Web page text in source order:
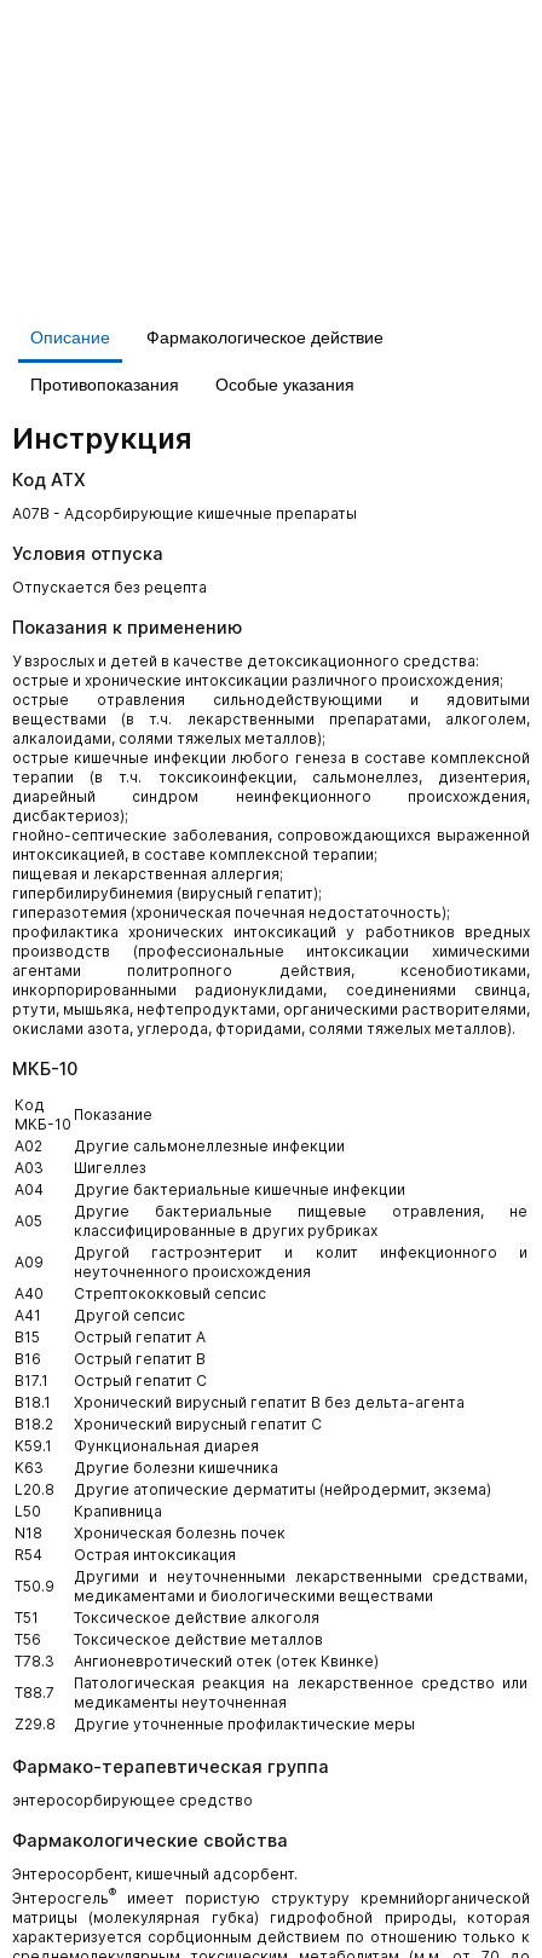
Описание Фармакологическое действие
Противопоказания Особые указания
Инструкция
Код АТХ
A07B - Адсорбирующие кишечные препараты
Условия отпуска
Отпускается без рецепта
Показания к применению
У взрослых и детей в качестве детоксикационного средства:
острые и хронические интоксикации различного происхождения;
острые отравления сильнодействующими и ядовитыми
веществами (в т.ч. лекарственными препаратами, алкоголем,
алкалоидами, солями тяжелых металлов);
острые кишечные инфекции любого генеза в составе комплексной
терапии (в т.ч. токсикоинфекции, сальмонеллез, дизентерия,
диарейный синдром неинфекционного происхождения,
дисбактериоз);
гнойно-септические заболевания, сопровождающихся выраженной
интоксикацией, в составе комплексной терапии;
пищевая и лекарственная аллергия;
гипербилирубинемия (вирусный гепатит);
гиперазотемия (хроническая почечная недостаточность);
профилактика хронических интоксикаций у работников вредных
производств (профессиональные интоксикации химическими
агентами политропного действия, ксенобиотиками,
инкорпорированными радионуклидами, соединениями свинца,
ртути, мышьяка, нефтепродуктами, органическими растворителями,
окислами азота, углерода, фторидами, солями тяжелых металлов).
МКБ-10
Код
МКБ-10
Показание
A02
Другие сальмонеллезные инфекции
A03
Шигеллез
A04
Другие бактериальные кишечные инфекции
A05
Другие бактериальные пищевые отравления, не
классифицированные в других рубриках
A09
Другой гастроэнтерит и колит инфекционного и
неуточненного происхождения
A40
Стрептококковый сепсис
A41
Другой сепсис
B15
Острый гепатит А
B16
Острый гепатит В
B17.1
Острый гепатит С
B18.1
Хронический вирусный гепатит B без дельта-агента
B18.2
Хронический вирусный гепатит С
K59.1
Функциональная диарея
K63
Другие болезни кишечника
L20.8
Другие атопические дерматиты (нейродермит, экзема)
L50
Крапивница
N18
Хроническая болезнь почек
R54
Острая интоксикация
T50.9
Другими и неуточненными лекарственными средствами,
медикаментами и биологическими веществами
T51
Токсическое действие алкоголя
T56
Токсическое действие металлов
T78.3
Ангионевротический отек (отек Квинке)
T88.7
Патологическая реакция на лекарственное средство или
медикаменты неуточненная
Z29.8
Другие уточненные профилактические меры
Фармако-терапевтическая группа
энтеросорбирующее средство
Фармакологические свойства
Энтеросорбент, кишечный адсорбент.
Энтеросгель®
имеет пористую структуру кремнийорганической
матрицы (молекулярная губка) гидрофобной природы, которая
характеризуется сорбционным действием по отношению только к